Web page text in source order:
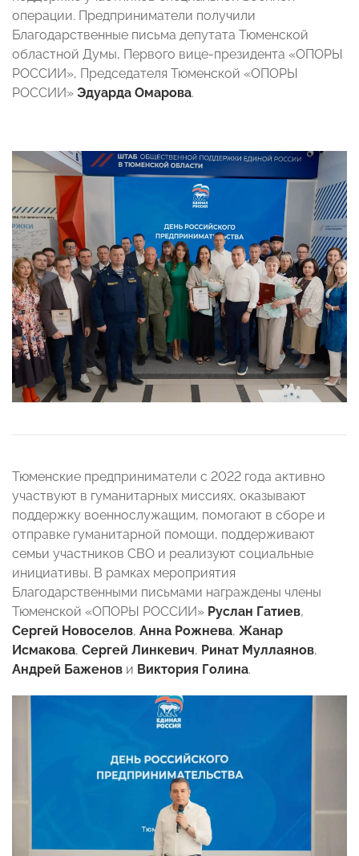
операции. Предприниматели получили
Благодарственные письма депутата Тюменской
областной Думы, Первого вице-президента «ОПОРЫ
РОССИИ», Председателя Тюменской «ОПОРЫ
РОССИИ» Эдуарда Омарова.
Тюменские предприниматели с 2022 года активно
участвуют в гуманитарных миссиях, оказывают
поддержку военнослужащим, помогают в сборе и
отправке гуманитарной помощи, поддерживают
семьи участников СВО и реализуют социальные
инициативы. В рамках мероприятия
Благодарственными письмами награждены члены
Тюменской «ОПОРЫ РОССИИ» Руслан Гатиев,
Сергей Новоселов, Анна Рожнева, Жанар
Исмакова, Сергей Линкевич, Ринат Муллаянов,
Андрей Баженов и Виктория Голина.